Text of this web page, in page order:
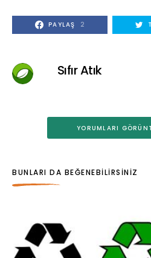
PAYLAŞ 2
Sıfır Atık
YORUMLARI
BUNLARI DA BEĞENEBILIRSINIZ